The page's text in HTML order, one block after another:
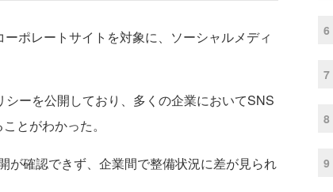
ポレートサイトを対象に、ソーシャルメディ
ーを公開しており、多くの企業においてSNS
とがわかった。
確認できず、企業間で整備状況に差が見られ
6
7
8
9